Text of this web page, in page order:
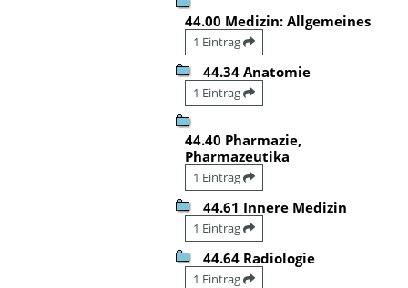
44.00 Medizin: Allgemeines
1 Eintrag
44.34 Anatomie
1 Eintrag
44.40 Pharmazie,
Pharmazeutika
1 Eintrag
44.61 Innere Medizin
1 Eintrag
44.64 Radiologie
1 Eintrag